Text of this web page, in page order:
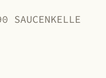
SAUCENKELLE